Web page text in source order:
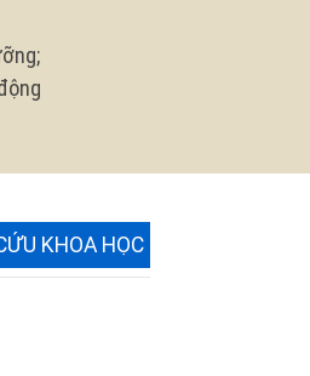
KHOA HỌC